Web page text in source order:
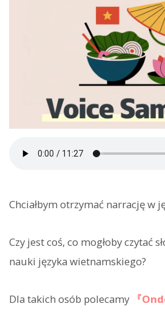
Chciałbym otrzymać narrację w
Czy jest coś, co mogłoby czytać
nauki języka wietnamskiego?
Dla takich osób polecamy 『